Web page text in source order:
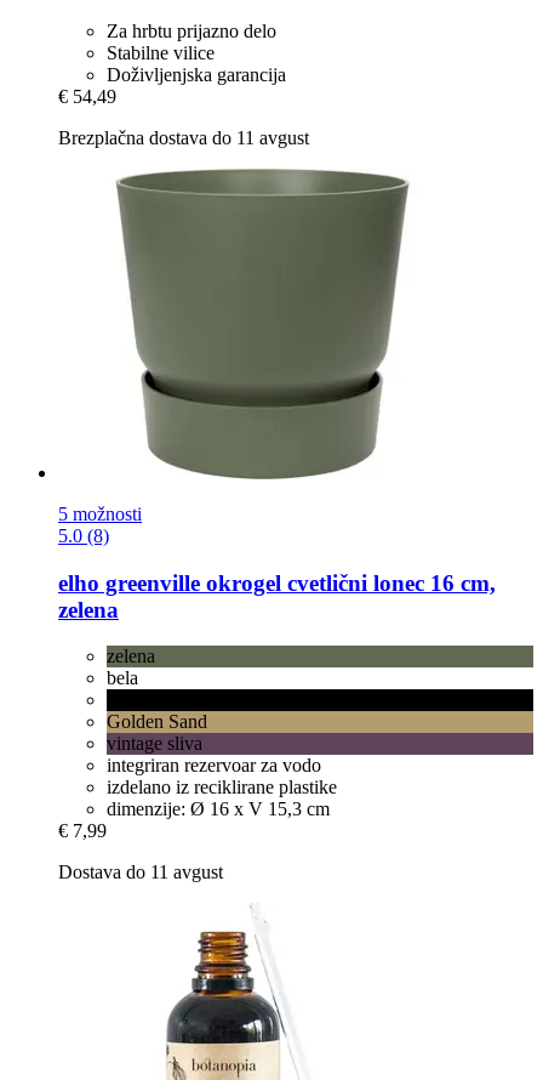
Za hrbtu prijazno delo
Stabilne vilice
Doživljenjska garancija
€ 54,49
Brezplačna dostava do 11 avgust
5 možnosti
5.0 (8)
elho greenville okrogel cvetlični lonec 16 cm,
zelena
zelena
bela
Golden Sand
vintage sliva
integriran rezervoar za vodo
izdelano iz reciklirane plastike
dimenzije: Ø 16 x V 15,3 cm
€ 7,99
Dostava do 11 avgust